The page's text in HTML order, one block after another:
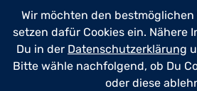
Kontakt
FAQ
Datenschutz
Wir möchten den
setzen dafür Cookies ein. Nähere
Du in der Datenschutzerklärung
Bitte wähle nachfolgend, ob Du
oder diese